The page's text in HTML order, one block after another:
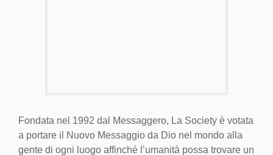
Fondata nel 1992 dal Messaggero, La Society è votata
a portare il Nuovo Messaggio da Dio nel mondo alla
gente di ogni luogo affinché l’umanità possa trovare un